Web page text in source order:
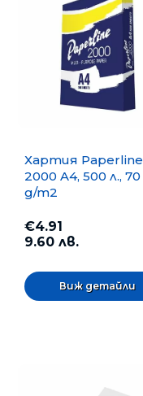
Хартия Paperline
2000 A4, 500 л., 70
g/m2
€4.91
9.60 лв.
Виж детайли